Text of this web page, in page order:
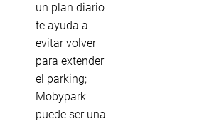
un plan diario
te ayuda a
evitar volver
para extender
el parking;
Mobypark
puede ser una